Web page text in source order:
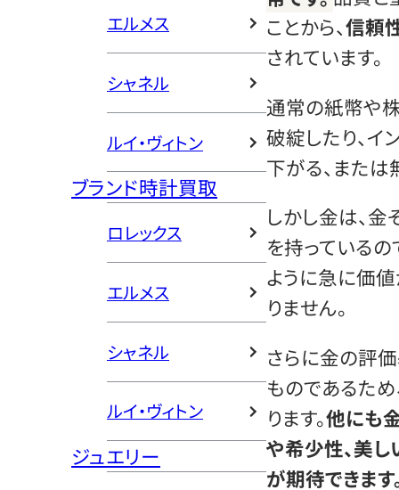
エルメス
シャネル
ルイ・ヴィトン
ブランド時計買取
ロレックス
エルメス
シャネル
ルイ・ヴィトン
ジュエリー
ことから、信頼
されています。
通常の紙幣や
破綻したり、イ
下がる、または
しかし金は、
を持っているの
ように急に価
りません。
さらに金の評
ものであるた
ります。他にも
や希少性、美
が期待できます